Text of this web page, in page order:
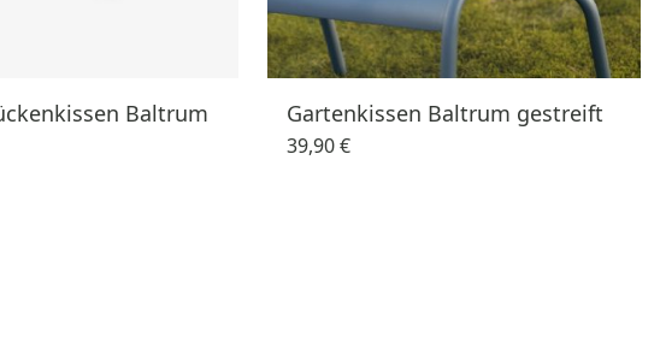
Baltrum
Gartenkissen Baltrum gestreift
39,90 €